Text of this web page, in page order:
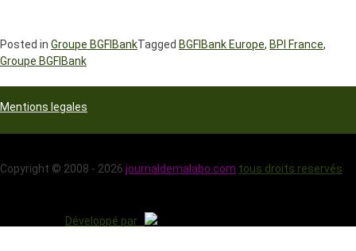
Posted in Groupe BGFIBankTagged BGFIBank Europe, BPI France,
Groupe BGFIBank
Mentions legales
Copyright © 2008 - 2026 journaldemalabo.com tous droits reservés
Développé par